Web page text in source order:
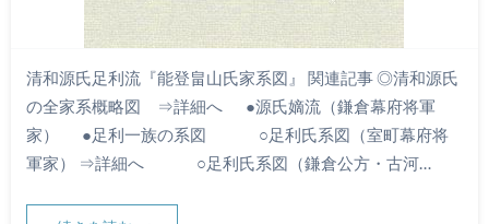
清和源氏足利流『能登畠山氏家系図』 関連記事 ◎清和源氏
の全家系概略図 ⇒詳細へ ●源氏嫡流（鎌倉幕府将軍
家） ●足利一族の系図 ○足利氏系図（室町幕府将
軍家） ⇒詳細へ ○足利氏系図（鎌倉公方・古河…